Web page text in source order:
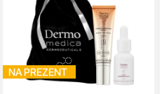
NA PREZENT